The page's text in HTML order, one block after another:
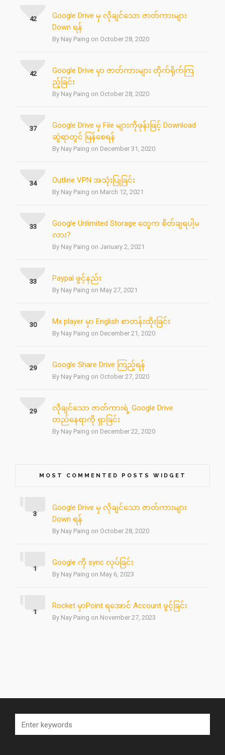
Google Drive မှ လိုချင်သော ဇာတ်ကားများ
Down ရန်
By Nay Paing on October 28, 2020
42
Google Drive မှာ ဇာတ်ကားများ တိုက်ရိုက်ကြ
ည့်ခြင်း
By Nay Paing on October 28, 2020
42
Google Drive မှ File များကိုဖုန်းဖြင့် Download
ဆွဲရာတွင် မြန်စေရန်
By Nay Paing on December 31, 2020
37
Outline VPN အသုံးပြုခြင်း
By Nay Paing on March 12, 2021
34
Google Unlimited Storage တွေက စိတ်ချရပါ့မ
လား?
By Nay Paing on January 2, 2021
33
Paypal ဖွင့်နည်း
By Nay Paing on May 27, 2021
33
Mx player မှာ English စာတန်းထိုးခြင်း
By Nay Paing on December 21, 2020
30
Google Share Drive ကြည့်ရန်
By Nay Paing on October 27, 2020
29
လိုချင်သော ဇာတ်ကားရဲ့ Google Drive
တည်နေရာကို ရှာခြင်း
By Nay Paing on December 22, 2020
29
MOST COMMENTED POSTS WIDGET
Google Drive မှ လိုချင်သော ဇာတ်ကားများ
Down ရန်
By Nay Paing on October 28, 2020
3
Google ကို sync လုပ်ခြင်း
By Nay Paing on May 6, 2023
1
Rocket မှာPoint ရအောင် Account ဖွင့်ခြင်း
By Nay Paing on November 27, 2023
1